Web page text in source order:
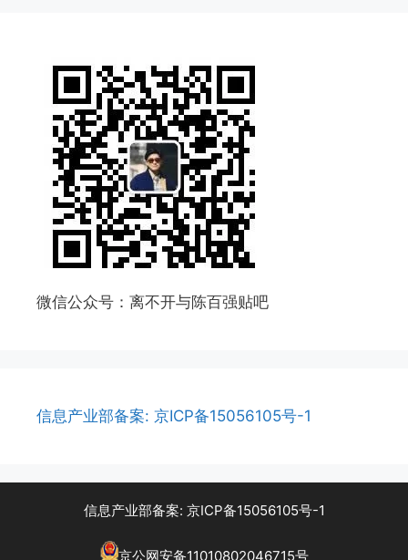
微信公众号：离不开与陈百强贴吧
信息产业部备案: 京ICP备15056105号-1
信息产业部备案: 京ICP备15056105号-1
京公网安备11010802046715号